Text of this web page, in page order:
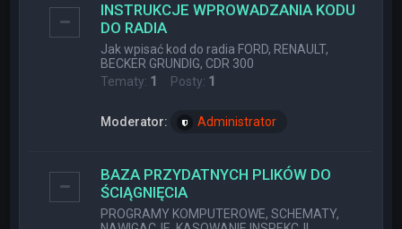
INSTRUKCJE WPROWADZANIA KODU
DO RADIA
Jak wpisać kod do radia FORD, RENAULT,
BECKER GRUNDIG, CDR 300
Tematy: 1 Posty: 1
Moderator: Administrator
BAZA PRZYDATNYCH PLIKÓW DO
ŚCIĄGNIĘCIA
PROGRAMY KOMPUTEROWE, SCHEMATY,